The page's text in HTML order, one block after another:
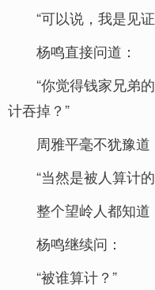
“可以说，我是见
杨鸣直接问道：
“你觉得钱家兄弟
计吞掉？”
周雅平毫不犹豫道
“当然是被人算计的
整个望岭人都知道
杨鸣继续问：
“被谁算计？”